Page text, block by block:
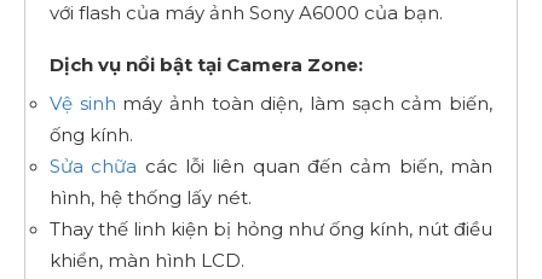
với flash của máy ảnh Sony A6000 của bạn.
Dịch vụ nổi bật tại Camera Zone:
Vệ sinh máy ảnh toàn diện, làm sạch cảm biến,
ống kính.
Sửa chữa các lỗi liên quan đến cảm biến, màn
hình, hệ thống lấy nét.
Thay thế linh kiện bị hỏng như ống kính, nút điều
khiển, màn hình LCD.